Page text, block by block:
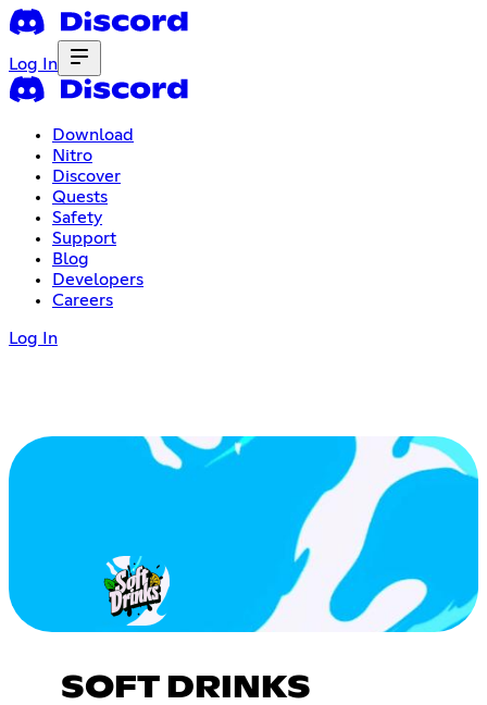
Log In
Download
Nitro
Discover
Quests
Safety
Support
Blog
Developers
Careers
Log In
SOFT DRINKS